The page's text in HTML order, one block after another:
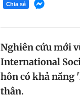
Chia sẻ
Nghiên cứu mới
International
hôn có khả năng
thân.